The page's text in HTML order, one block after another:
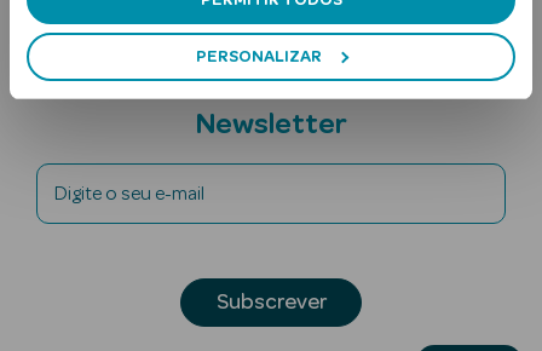
PERSONALIZAR
Ver Tudo
Subscreva a
Newsletter
Digite o seu e-mail
Subscrever